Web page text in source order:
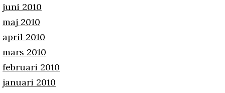
juni 2010
maj 2010
april 2010
mars 2010
februari 2010
januari 2010